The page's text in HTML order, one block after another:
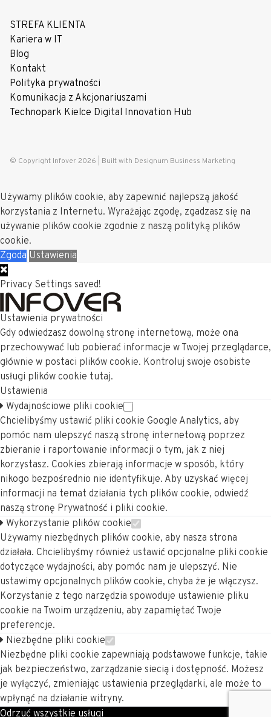
STREFA KLIENTA
Kariera w IT
Blog
Kontakt
Polityka prywatności
Komunikacja z Akcjonariuszami
Technopark Kielce Digital Innovation Hub
© Copyright Infover 2026 | Built with Designum Business Marketing
Używamy plików cookie, aby zapewnić najlepszą jakość
korzystania z Internetu. Wyrażając zgodę, zgadzasz się na
używanie plików cookie zgodnie z naszą polityką plików
cookie.
Zgoda Ustawienia
Privacy Settings saved!
Ustawienia prywatności
Gdy odwiedzasz dowolną stronę internetową, może ona
przechowywać lub pobierać informacje w Twojej przeglądarce,
głównie w postaci plików cookie. Kontroluj swoje osobiste
usługi plików cookie tutaj.
Ustawienia
Wydajnościowe pliki cookie
Chcielibyśmy ustawić pliki cookie Google Analytics, aby
pomóc nam ulepszyć naszą stronę internetową poprzez
zbieranie i raportowanie informacji o tym, jak z niej
korzystasz. Cookies zbierają informacje w sposób, który
nikogo bezpośrednio nie identyfikuje. Aby uzyskać więcej
informacji na temat działania tych plików cookie, odwiedź
naszą stronę Prywatność i pliki cookie.
Wykorzystanie plików cookie
Używamy niezbędnych plików cookie, aby nasza strona
działała. Chcielibyśmy również ustawić opcjonalne pliki cookie
dotyczące wydajności, aby pomóc nam je ulepszyć. Nie
ustawimy opcjonalnych plików cookie, chyba że je włączysz.
Korzystanie z tego narzędzia spowoduje ustawienie pliku
cookie na Twoim urządzeniu, aby zapamiętać Twoje
preferencje.
Niezbędne pliki cookie
Niezbędne pliki cookie zapewniają podstawowe funkcje, takie
jak bezpieczeństwo, zarządzanie siecią i dostępność. Możesz
je wyłączyć, zmieniając ustawienia przeglądarki, ale może to
wpłynąć na działanie witryny.
Odrzuć wszystkie usługi